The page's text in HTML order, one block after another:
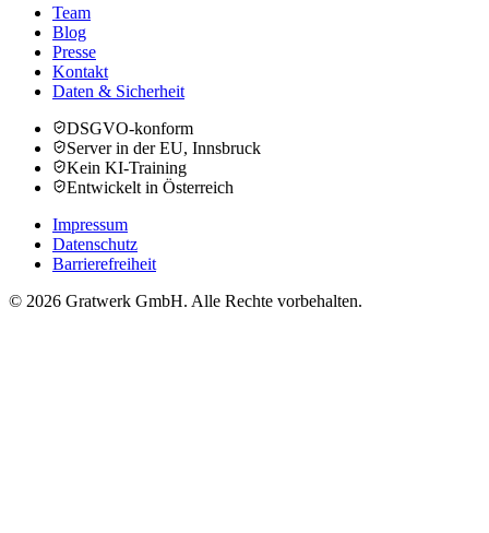
Team
Blog
Presse
Kontakt
Daten & Sicherheit
DSGVO-konform
Server in der EU, Innsbruck
Kein KI-Training
Entwickelt in Österreich
Impressum
Datenschutz
Barrierefreiheit
© 2026 Gratwerk GmbH. Alle Rechte vorbehalten.